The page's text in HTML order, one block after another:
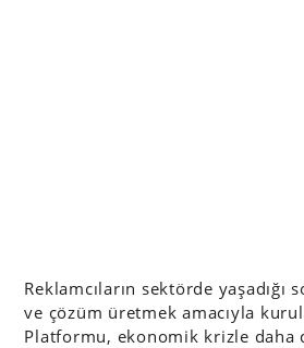
Reklamcıların sektörde yaşadığı
ve çözüm üretmek amacıyla
Platformu, ekonomik krizle daha